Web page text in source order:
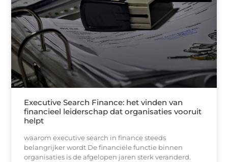
Executive Search Finance: het vinden van
financieel leiderschap dat organisaties vooruit
helpt
waarom executive search in finance steeds
belangrijker wordt De financiële functie binnen
organisaties is de afgelopen jaren sterk veranderd.